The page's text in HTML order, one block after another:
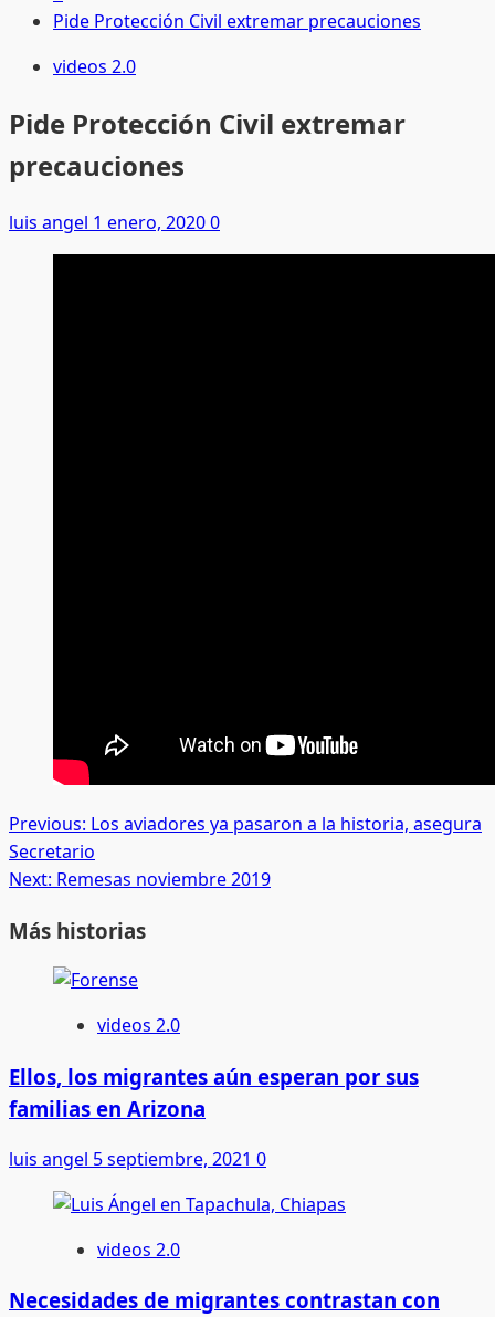
Pide Protección Civil extremar precauciones
videos 2.0
Pide Protección Civil extremar
precauciones
luis angel 1 enero, 20200
Post
navigation
Previous: Los aviadores ya pasaron a la historia, asegura
Secretario
Next: Remesas noviembre 2019
Más historias
videos 2.0
Ellos, los migrantes aún esperan por sus
familias en Arizona
luis angel 5 septiembre, 2021 0
videos 2.0
Necesidades de migrantes contrastan con